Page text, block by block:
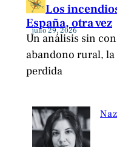
Los
España, otra vez
julio 29, 2026
Un análisis sin
abandono rural,
perdida